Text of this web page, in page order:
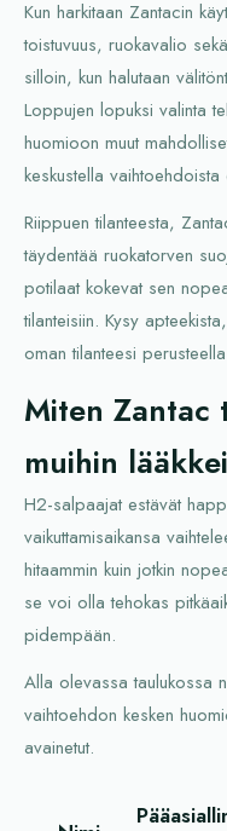
Kun harkitaan Zantacin
toistuvuus, ruokavalio
silloin, kun halutaan
Loppujen lopuksi valinta
huomioon muut
keskustella
Riippuen tilanteesta,
täydentää ruokatorven
potilaat kokevat sen
tilanteisiin. Kysy
oman tilanteesi
Miten Zantac
muihin
H2-salpaajat estävät
vaikuttamisaikansa
hitaammin kuin jotkin
se voi olla tehokas
pidempään.
Alla olevassa taulukossa
vaihtoehdon kesken
avainetut.